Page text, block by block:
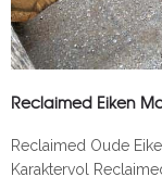
Reclaimed Eiken
Reclaimed Oude
Karaktervol